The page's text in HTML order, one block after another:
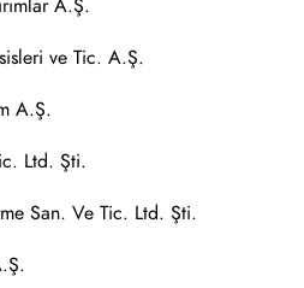
A.Ş.
ve Tic. A.Ş.
A.Ş.
Ltd. Şti.
San. Ve Tic. Ltd. Şti.